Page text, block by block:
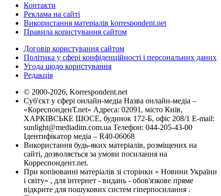
Контакти
Реклама на сайті
Використання матеріалів korrespondent.net
Правила користування сайтом
Договір користування сайтом
Політика у сфері конфіденційності і персональних даних
Угода щодо користування
Редакція
© 2000-2026, Korrespondent.net
Суб'єкт у сфері онлайн-медіа Назва онлайн-медіа –
«КореспонденТ.net» Адреса: 02091, місто Київ,
ХАРКІВСЬКЕ ШОСЕ, будинок 172-Б, офіс 208/1 E-mail:
sunlight@mediadim.com.ua Телефон: 044-205-43-00
Ідентифікатор медіа – R40-06068
Використання будь-яких матеріалів, розміщених на
сайті, дозволяється за умови посилання на
Корреспондент.net.
При копіюванні матеріалів зі сторінки « Новини України
і світу» , для інтернет - видань - обов'язкове пряме
відкрите для пошукових систем гіперпосилання .